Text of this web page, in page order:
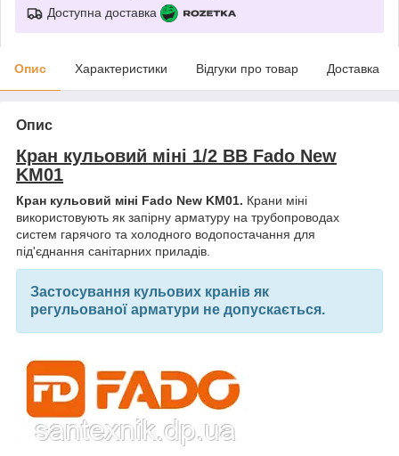
Доступна доставка
Опис Характеристики Відгуки про товар Доставка
Опис
Кран кульовий міні 1/2 ВВ Fado New
KM01
Кран кульовий міні Fado New KM01. Крани міні
використовують як запірну арматуру на трубопроводах
систем гарячого та холодного водопостачання для
під'єднання санітарних приладів.
Застосування кульових кранів як
регульованої арматури не допускається.